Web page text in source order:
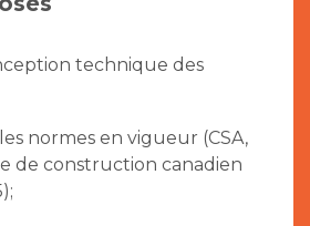
technique des
normes en vigueur (CSA,
de construction canadien